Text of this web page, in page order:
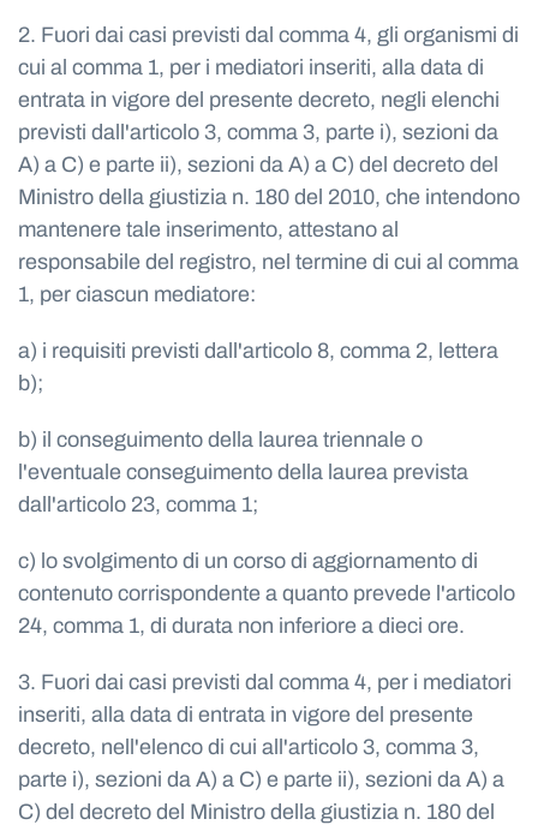
2. Fuori dai casi previsti dal comma 4, gli organismi di
cui al comma 1, per i mediatori inseriti, alla data di
entrata in vigore del presente decreto, negli elenchi
previsti dall'articolo 3, comma 3, parte i), sezioni da
A) a C) e parte ii), sezioni da A) a C) del decreto del
Ministro della giustizia n. 180 del 2010, che intendono
mantenere tale inserimento, attestano al
responsabile del registro, nel termine di cui al comma
1, per ciascun mediatore:
a) i requisiti previsti dall'articolo 8, comma 2, lettera
b);
b) il conseguimento della laurea triennale o
l'eventuale conseguimento della laurea prevista
dall'articolo 23, comma 1;
c) lo svolgimento di un corso di aggiornamento di
contenuto corrispondente a quanto prevede l'articolo
24, comma 1, di durata non inferiore a dieci ore.
3. Fuori dai casi previsti dal comma 4, per i mediatori
inseriti, alla data di entrata in vigore del presente
decreto, nell'elenco di cui all'articolo 3, comma 3,
parte i), sezioni da A) a C) e parte ii), sezioni da A) a
C) del decreto del Ministro della giustizia n. 180 del